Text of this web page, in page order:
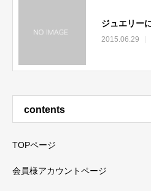
ジュエリー
2015.06.29
contents
TOPページ
会員様アカウントページ